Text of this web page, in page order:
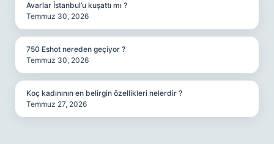
Avarlar İstanbul’u kuşattı mı ?
Temmuz 30, 2026
750 Eshot nereden geçiyor ?
Temmuz 30, 2026
Koç kadınının en belirgin özellikleri nelerdir ?
Temmuz 27, 2026